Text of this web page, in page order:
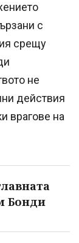
с
срещу
не
действия
врагове на
Бонди